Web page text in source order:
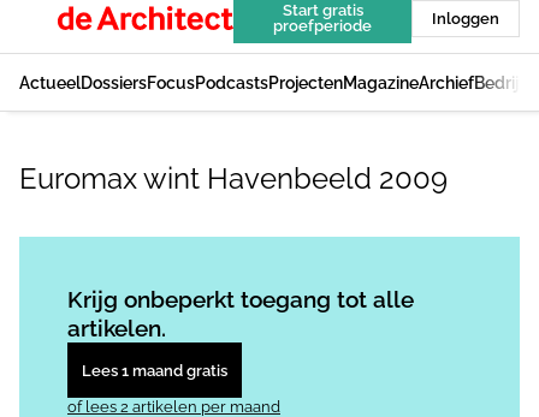
Start gratis
proefperiode
Inloggen
ActueelDossiersFocusPodcastsProjectenMagazineArchief
Euromax wint Havenbeeld 2009
Krijg onbeperkt toegang tot alle
artikelen.
Lees 1 maand gratis
of lees 2 artikelen per maand